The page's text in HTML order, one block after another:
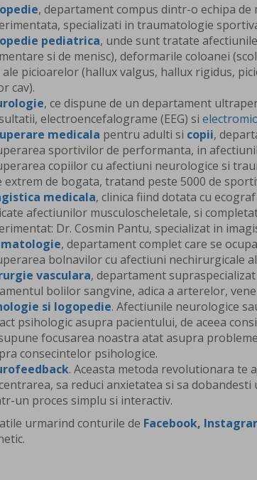
, departament compus dintr-o echipa de
specializati in traumatologie
pediatrica, unde sunt tratate
si de menisc), deformarile coloanei
ale picioarelor (hallux valgus, hallux rigidus,
cav).
, ce dispune de un departament
electroencefalograme (EEG) si
medicala pentru adulti si copii,
sportivilor de performanta, in
copiilor cu afectiuni neurologice si
extrem de bogata, tratand peste 5000 de
medicala, clinica fiind dotata cu
afectiunilor musculoscheletale, si
Dr. Cosmin Pantu, specializat in
, departament complet care se
bolnavilor cu afectiuni nechirurgicale
vasculara, departament
bolilor sangvine, adica a arterelor,
si logopedie. Afectiunile neurologice
psihologic asupra pacientului, de aceea
focusarea noastra atat asupra
consecintelor psihologice.
. Aceasta metoda revolutionara te
sa reduci anxietatea si sa
un proces simplu si interactiv.
urmarind conturile de Facebook,